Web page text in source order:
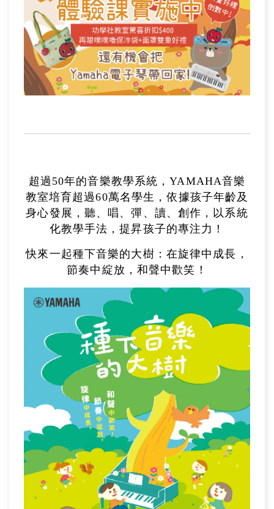
超過50年的音樂教學系統，YAMAHA音樂
教室培育超過60萬名學生，依據孩子年齡及
身心發展，聽、唱、彈、讀、創作，以系統
化教學手法，提昇孩子的專注力！
快來一起種下音樂的大樹：在旋律中成長，
節奏中綻放，和聲中歡笑！